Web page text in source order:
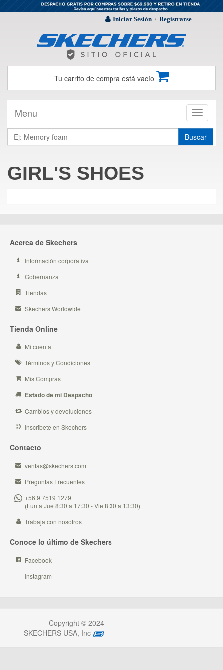
Iniciar Sesión / Registrarse
Tu carrito de compra está vacío
Toggle
Menu
Buscar
GIRL'S SHOES
Acerca de Skechers
Información corporativa
Gobernanza
Tiendas
Skechers Worldwide
Tienda Online
Mi cuenta
Términos y Condiciones
Mis Compras
Estado de mi Despacho
Cambios y devoluciones
Inscribete en Skechers
Contacto
ventas@skechers.com
Preguntas Frecuentes
+56 9 7519 1279
(Lun a Jue 8:30 a 17:30 - Vie 8:30 a 13:30)
Trabaja con nosotros
Conoce lo último de Skechers
Facebook
Instagram
Copyright © 2024
SKECHERS USA, Inc